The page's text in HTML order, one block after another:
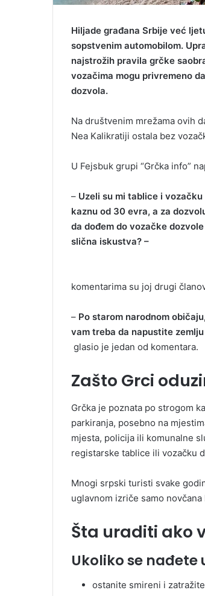
​Hiljade građana Srbije već
sopstvenim automobilom.
najstrožih pravila grčke
vozačima mogu privremeno
dozvola.
Na društvenim mrežama ovih
Nea Kalikratiji ostala bez
U Fejsbuk grupi “Grčka info”
– Uzeli su mi tablice i
kaznu od 30 evra, a za
da dođem do vozačke
slična iskustva? –
komentarima su joj drugi
– Po starom narodnom
vam treba da napustite
glasio je jedan od komentara.
Zašto Grci
Grčka je poznata po strogom
parkiranja, posebno na
mjesta, policija ili komunalne
registarske tablice ili vozačku
Mnogi srpski turisti svake
uglavnom izriče samo novčana
Šta uraditi ako
Ukoliko se nađete
ostanite smireni i